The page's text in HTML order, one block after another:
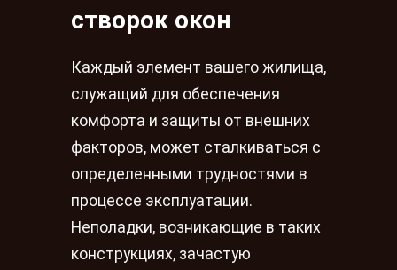
створок окон
Каждый элемент вашего жилища,
служащий для обеспечения
комфорта и защиты от внешних
факторов, может сталкиваться с
определенными трудностями в
процессе эксплуатации.
Неполадки, возникающие в таких
конструкциях, зачастую